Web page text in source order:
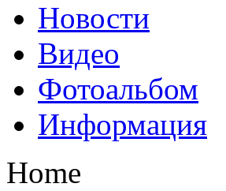
Новости
Видео
Фотоальбом
Информация
Home